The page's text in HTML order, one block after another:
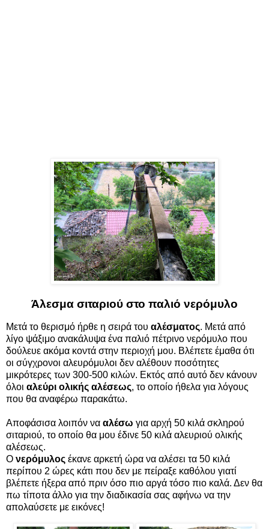
Άλεσμα σιταριού στο παλιό νερόμυλο
Μετά το θερισμό ήρθε η σειρά του αλέσματος. Μετά από
λίγο ψάξιμο ανακάλυψα ένα παλιό πέτρινο νερόμυλο που
δούλευε ακόμα κοντά στην περιοχή μου. Βλέπετε έμαθα ότι
οι σύγχρονοι αλευρόμυλοι δεν αλέθουν ποσότητες
μικρότερες των 300-500 κιλών. Εκτός από αυτό δεν κάνουν
όλοι αλεύρι ολικής αλέσεως, το οποίο ήθελα για λόγους
που θα αναφέρω παρακάτω.
Αποφάσισα λοιπόν να αλέσω για αρχή 50 κιλά σκληρού
σιταριού, το οποίο θα μου έδινε 50 κιλά αλευριού ολικής
αλέσεως.
Ο νερόμυλος έκανε αρκετή ώρα να αλέσει τα 50 κιλά
περίπου 2 ώρες κάτι που δεν με πείραξε καθόλου γιατί
βλέπετε ήξερα από πριν όσο πιο αργά τόσο πιο καλά. Δεν θα
πω τίποτα άλλο για την διαδικασία σας αφήνω να την
απολαύσετε με εικόνες!